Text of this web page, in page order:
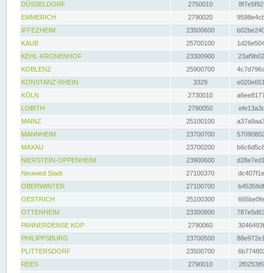
DÜSSELDORF
2750010
EMMERICH
2790020
IFFEZHEIM
23500600
KAUB
25700100
KEHL-KRONENHOF
23300900
KOBLENZ
25900700
KONSTANZ-RHEIN
3329
KÖLN
2730010
LOBITH
2790050
MAINZ
25100100
MANNHEIM
23700700
MAXAU
23700200
NIERSTEIN-OPPENHEIM
23900600
Neuwied Stadt
27100370
OBERWINTER
27100700
OESTRICH
25100300
OTTENHEIM
23300800
PANNERDENSE KOP
2790060
PHILIPPSBURG
23700500
PLITTERSDORF
23500700
REES
2790010